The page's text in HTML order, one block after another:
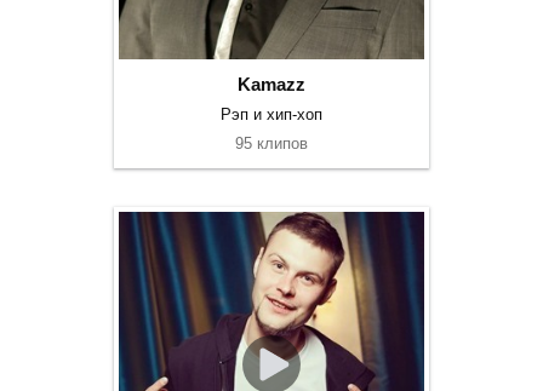
Kamazz
Рэп и хип-хоп
95 клипов